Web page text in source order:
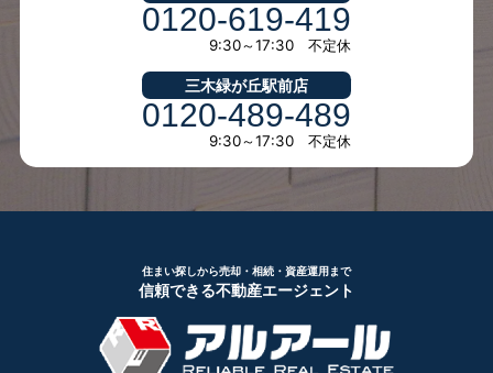
0120-619-419
9:30～17:30 不定休
三木緑が丘駅前店
0120-489-489
9:30～17:30 不定休
住まい探しから売却・相続・資産運用まで
信頼できる不動産エージェント